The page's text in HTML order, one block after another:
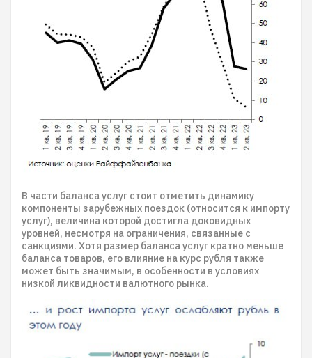
В части баланса услуг стоит отметить динамику
компоненты зарубежных поездок (относится к импорту
услуг), величина которой достигла доковидных
уровней, несмотря на ограничения, связанные с
санкциями. Хотя размер баланса услуг кратно меньше
баланса товаров, его влияние на курс рубля также
может быть значимым, в особенности в условиях
низкой ликвидности валютного рынка.